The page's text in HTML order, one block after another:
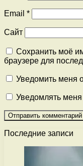
Email *
Сайт
Сохранить моё
браузере для
Уведомить меня
Уведомлять меня
Последние записи